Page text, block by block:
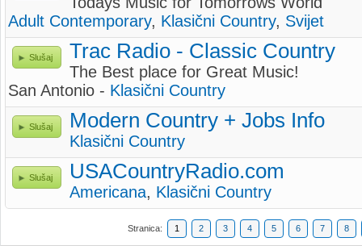
Adult Contemporary, Klasični Country, Svijet
Slušaj Trac Radio - Classic Country
The Best place for Great Music!
San Antonio - Klasični Country
Slušaj Modern Country + Jobs Info
Klasični Country
Slušaj USACountryRadio.com
Americana, Klasični Country
Stranica: 1 2 3 4 5 6 7 8